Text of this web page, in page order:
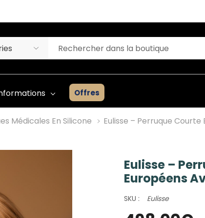
Offres
Médicales En Silicone Eulisse – Perruque
Eulisse –
Européens
SKU : Eulisse